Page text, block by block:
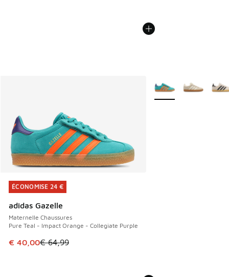
ÉCONOMISE 24 €
adidas Gazelle
Maternelle Chaussures
Pure Teal - Impact Orange - Collegiate Purple
Cet article est en promotion. Prix en baisse de € 64,99 à
€ 40,00€ 64,99
ÉCONOMISE 24 €
Plus de couleurs